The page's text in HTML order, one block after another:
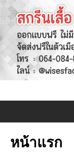
หน้าแรก